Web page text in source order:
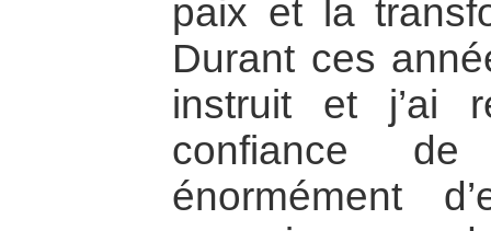
paix et la
Durant ces
instruit et j’ai
confiance de
énormément